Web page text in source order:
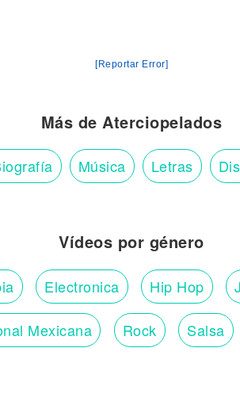
[Reportar Error]
Más de Aterciopelados
Música Letras
Vídeos por género
Electronica Hip Hop
Mexicana Rock Salsa